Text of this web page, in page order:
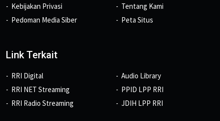
Kebijakan Privasi
Pedoman Media Siber
Tentang Kami
Peta Situs
Link Terkait
RRI Digital
RRI NET Streaming
RRI Radio Streaming
Audio Library
PPID LPP RRI
JDIH LPP RRI